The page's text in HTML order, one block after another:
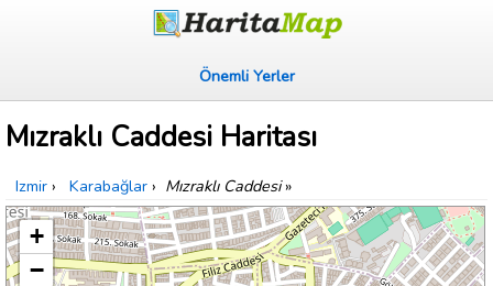
Önemli Yerler
Mızraklı Caddesi Haritası
Izmir › Karabağlar › Mızraklı Caddesi»
+
−